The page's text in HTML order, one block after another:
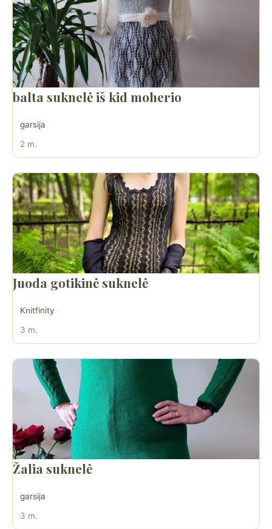
balta suknelė iš kid moherio
garsija
2 m.
Juoda gotikinė suknelė
Knitfinity
3 m.
Žalia suknelė
garsija
3 m.